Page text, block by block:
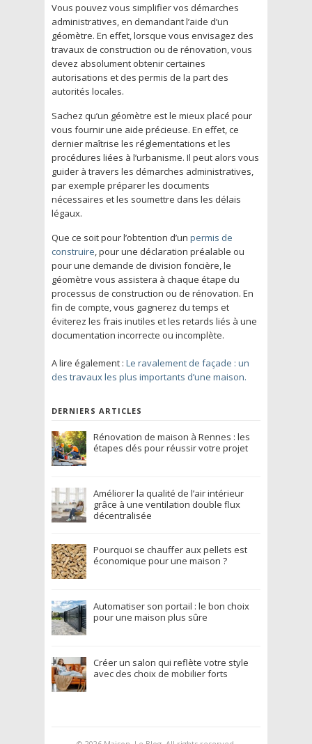
Vous pouvez vous simplifier vos démarches
administratives, en demandant l’aide d’un
géomètre. En effet, lorsque vous envisagez des
travaux de construction ou de rénovation, vous
devez absolument obtenir certaines
autorisations et des permis de la part des
autorités locales.
Sachez qu’un géomètre est le mieux placé pour
vous fournir une aide précieuse. En effet, ce
dernier maîtrise les réglementations et les
procédures liées à l’urbanisme. Il peut alors vous
guider à travers les démarches administratives,
par exemple préparer les documents
nécessaires et les soumettre dans les délais
légaux.
Que ce soit pour l’obtention d’un permis de
construire, pour une déclaration préalable ou
pour une demande de division foncière, le
géomètre vous assistera à chaque étape du
processus de construction ou de rénovation. En
fin de compte, vous gagnerez du temps et
éviterez les frais inutiles et les retards liés à une
documentation incorrecte ou incomplète.
A lire également : Le ravalement de façade : un
des travaux les plus importants d’une maison.
DERNIERS ARTICLES
Rénovation de maison à Rennes : les
étapes clés pour réussir votre projet
Améliorer la qualité de l’air intérieur
grâce à une ventilation double flux
décentralisée
Pourquoi se chauffer aux pellets est
économique pour une maison ?
Automatiser son portail : le bon choix
pour une maison plus sûre
Créer un salon qui reflète votre style
avec des choix de mobilier forts